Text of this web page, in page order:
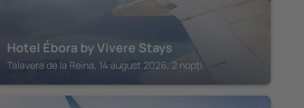
Hotel Ébora by Vivere Stays
Talavera de la Reina, 14 august 2026, 2 nopți